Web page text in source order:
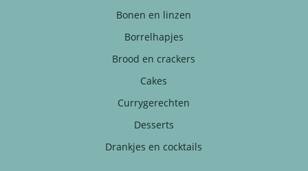
Bonen en linzen
Borrelhapjes
Brood en crackers
Cakes
Currygerechten
Desserts
Drankjes en cocktails